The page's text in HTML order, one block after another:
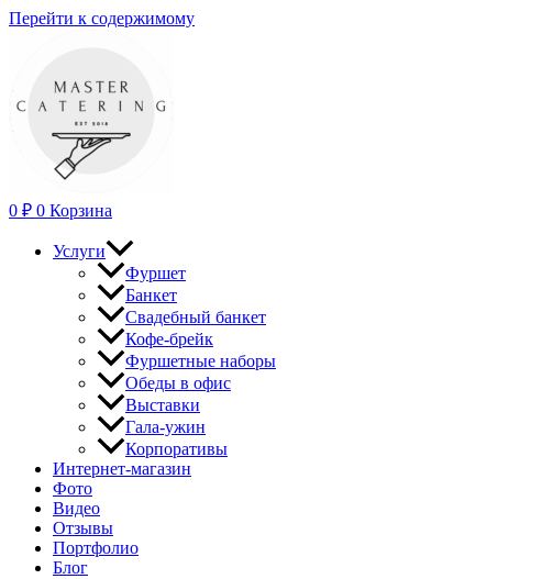
Перейти к содержимому
0 ₽ 0 Корзина
Услуги
Фуршет
Банкет
Свадебный банкет
Кофе-брейк
Фуршетные наборы
Обеды в офис
Выставки
Гала-ужин
Корпоративы
Интернет-магазин
Фото
Видео
Отзывы
Портфолио
Блог